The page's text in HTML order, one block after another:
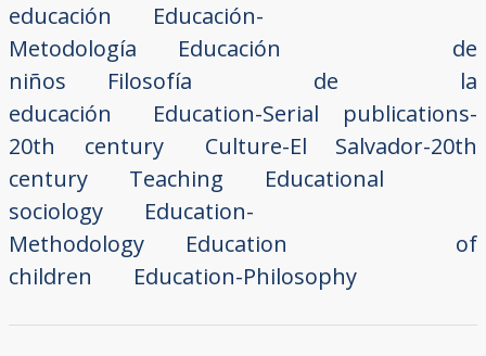
educación
Educación-
Metodología
Educación de
niños
Filosofía de la
educación
Education-Serial publications-
20th century
Culture-El Salvador-20th
century
Teaching
Educational
sociology
Education-
Methodology
Education of
children
Education-Philosophy